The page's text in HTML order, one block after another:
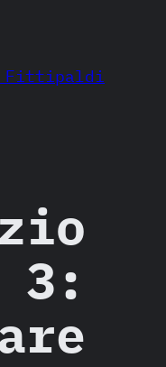
Fittipaldi
3: